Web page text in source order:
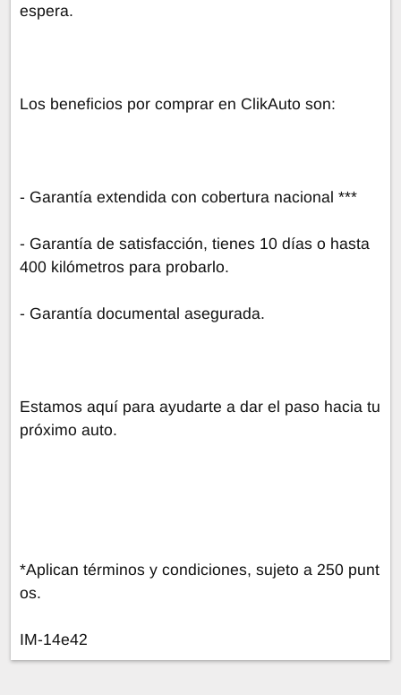
espera.
Los beneficios por comprar en ClikAuto son:
- Garantía extendida con cobertura nacional ***
- Garantía de satisfacción, tienes 10 días o hasta
400 kilómetros para probarlo.
- Garantía documental asegurada.
Estamos aquí para ayudarte a dar el paso hacia tu
próximo auto.
*Aplican términos y condiciones, sujeto a 250 punt
os.
IM-14e42